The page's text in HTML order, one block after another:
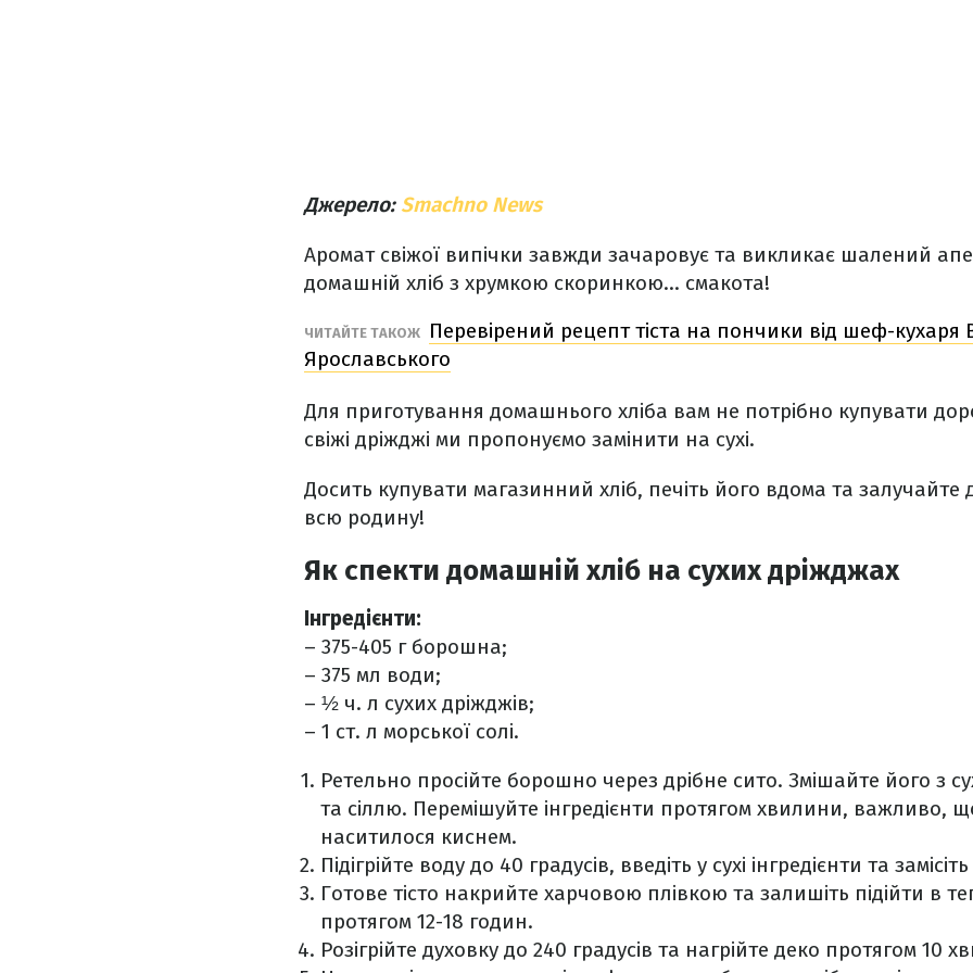
Джерело: Smachno News
Аромат свіжої випічки завжди зачаровує та викликає шалений
домашній хліб з хрумкою скоринкою… смакота!
ЧИТАЙТЕ ТАКОЖ
Перевірений рецепт тіста на пончики від шеф-
Ярославського
Для приготування домашнього хліба вам не потрібно купувати
свіжі дріжджі ми пропонуємо замінити на сухі.
Досить купувати магазинний хліб, печіть його вдома та залучайте
всю родину!
Як спекти домашній хліб на сухих дріжджах
Інгредієнти:
– 375-405 г борошна;
– 375 мл води;
– ½ ч. л сухих дріжджів;
– 1 ст. л морської солі.
Ретельно просійте борошно через дрібне сито. Змішайте його з
та сіллю. Перемішуйте інгредієнти протягом хвилини, важливо,
наситилося киснем.
Підігрійте воду до 40 градусів, введіть у сухі інгредієнти та замісіть
Готове тісто накрийте харчовою плівкою та залишіть підійти в
протягом 12-18 годин.
Розігрійте духовку до 240 градусів та нагрійте деко протягом 10